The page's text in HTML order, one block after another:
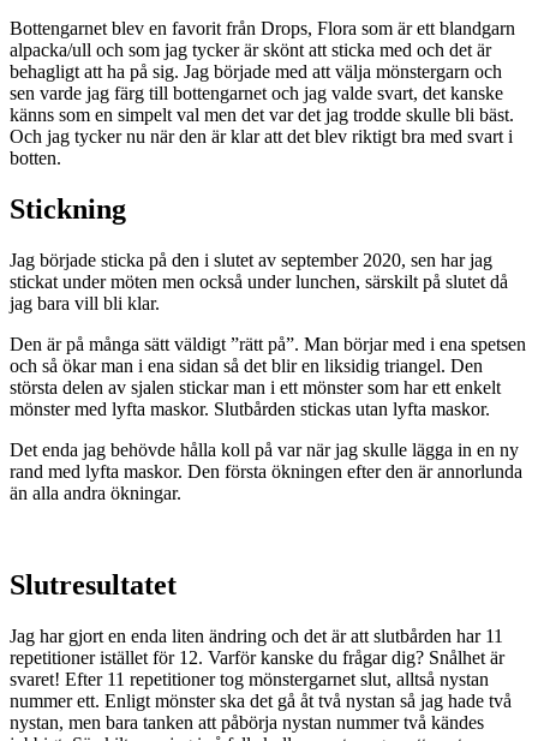
Bottengarnet blev en favorit från Drops, Flora som är ett blandgarn
alpacka/ull och som jag tycker är skönt att sticka med och det är
behagligt att ha på sig. Jag började med att välja mönstergarn och
sen varde jag färg till bottengarnet och jag valde svart, det kanske
känns som en simpelt val men det var det jag trodde skulle bli bäst.
Och jag tycker nu när den är klar att det blev riktigt bra med svart i
botten.
Stickning
Jag började sticka på den i slutet av september 2020, sen har jag
stickat under möten men också under lunchen, särskilt på slutet då
jag bara vill bli klar.
Den är på många sätt väldigt ”rätt på”. Man börjar med i ena spetsen
och så ökar man i ena sidan så det blir en liksidig triangel. Den
största delen av sjalen stickar man i ett mönster som har ett enkelt
mönster med lyfta maskor. Slutbården stickas utan lyfta maskor.
Det enda jag behövde hålla koll på var när jag skulle lägga in en ny
rand med lyfta maskor. Den första ökningen efter den är annorlunda
än alla andra ökningar.
Slutresultatet
Jag har gjort en enda liten ändring och det är att slutbården har 11
repetitioner istället för 12. Varför kanske du frågar dig? Snålhet är
svaret! Efter 11 repetitioner tog mönstergarnet slut, alltså nystan
nummer ett. Enligt mönster ska det gå åt två nystan så jag hade två
nystan, men bara tanken att påbörja nystan nummer två kändes